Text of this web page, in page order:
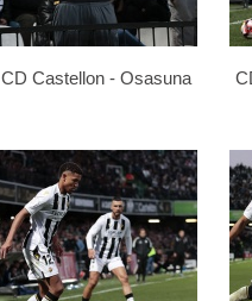
CD Castellon - Osasuna